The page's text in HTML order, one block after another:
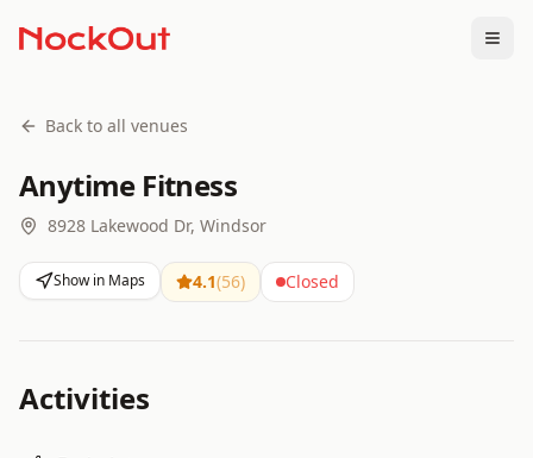
Back to all venues
Anytime Fitness
8928 Lakewood Dr, Windsor
Show in Maps 4.1(56) Closed
Activities